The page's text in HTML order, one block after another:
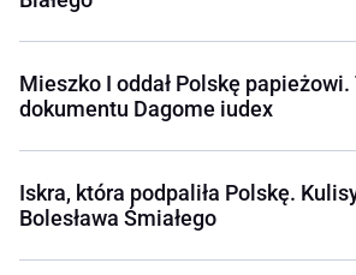
Mieszko I oddał Polskę
dokumentu Dagome iudex
Iskra, która podpaliła Polskę.
Bolesława Śmiałego